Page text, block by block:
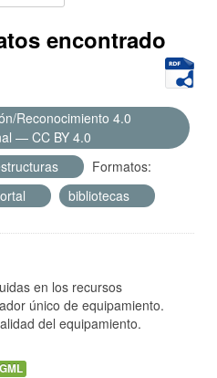
encontrado
Reconocimiento 4.0
— CC BY 4.0
Formatos:
bibliotecas
en los recursos
único de equipamiento.
del equipamiento.
GML